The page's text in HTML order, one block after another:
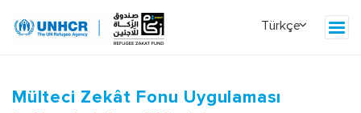
Z
Mülteci Zekât Fonu Uygulaması